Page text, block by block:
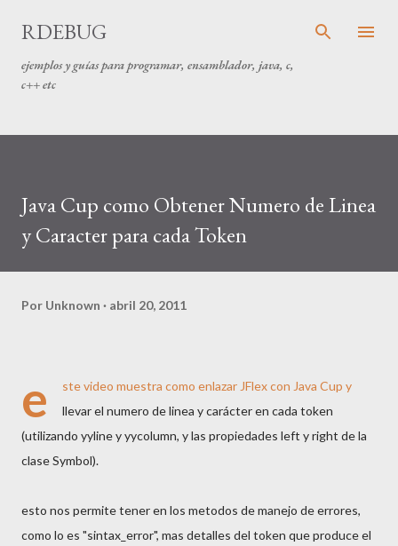
RDEBUG
ejemplos y guías para programar, ensamblador, java, c,
c++ etc
Java Cup como Obtener Numero de Linea
y Caracter para cada Token
Por Unknown abril 20, 2011
e
ste video muestra como enlazar JFlex con Java Cup y
llevar el numero de linea y carácter en cada token
(utilizando yyline y yycolumn, y las propiedades left y right de la
clase Symbol).
esto nos permite tener en los metodos de manejo de errores,
como lo es "sintax_error", mas detalles del token que produce el